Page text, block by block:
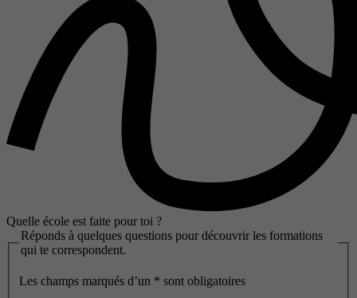
Quelle école est faite pour toi ?
Réponds à quelques questions pour découvrir les formations
qui te correspondent.
Les champs marqués d’un * sont obligatoires